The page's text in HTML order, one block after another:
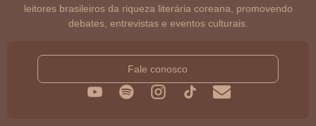
leitores brasileiros da riqueza literária coreana, promovendo
debates, entrevistas e eventos culturais.
Fale conosco